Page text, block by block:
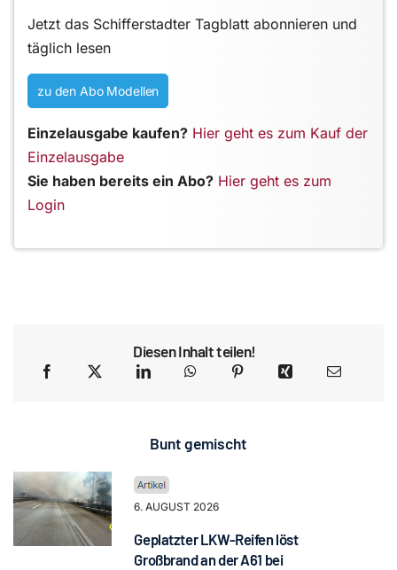
Jetzt das Schifferstadter Tagblatt abonnieren und
täglich lesen
zu den Abo Modellen
Einzelausgabe kaufen? Hier geht es zum Kauf der
Einzelausgabe
Sie haben bereits ein Abo? Hier geht es zum
Login
Diesen Inhalt teilen!
Bunt gemischt
6. AUGUST 2026
Geplatzter LKW-Reifen löst
Großbrand an der A61 bei